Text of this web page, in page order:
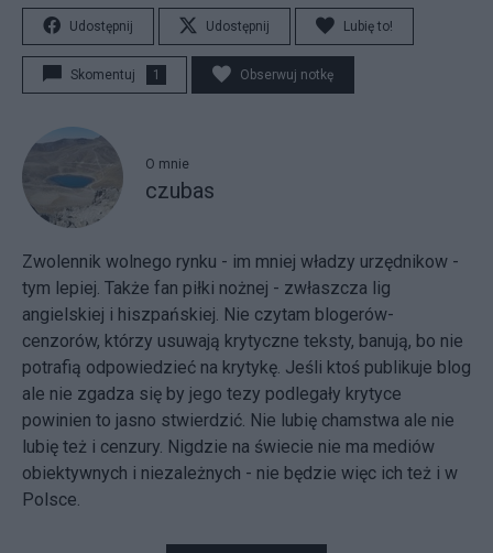
Udostępnij Udostępnij Lubię to!
Skomentuj 1 Obserwuj notkę
O mnie
czubas
Zwolennik wolnego rynku - im mniej władzy urzędnikow -
tym lepiej. Także fan piłki nożnej - zwłaszcza lig
angielskiej i hiszpańskiej. Nie czytam blogerów-
cenzorów, którzy usuwają krytyczne teksty, banują, bo nie
potrafią odpowiedzieć na krytykę. Jeśli ktoś publikuje blog
ale nie zgadza się by jego tezy podlegały krytyce
powinien to jasno stwierdzić. Nie lubię chamstwa ale nie
lubię też i cenzury. Nigdzie na świecie nie ma mediów
obiektywnych i niezależnych - nie będzie więc ich też i w
Polsce.